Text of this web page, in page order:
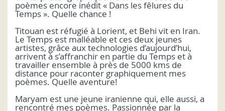
poèmes encore inédit « Dans les fêlures du
Temps ». Quelle chance !
Titouan est réfugié à Lorient, et Behi vit en Iran.
Le Temps est malléable et ces deux jeunes
artistes, grâce aux technologies d’aujourd’hui,
arrivent à s’affranchir en partie du Temps et à
travailler ensemble à près de 5000 kms de
distance pour raconter graphiquement mes
poèmes. Quelle aventure!
Maryam est une jeune iranienne qui, elle aussi, a
rencontré mes poèmes. Passionnée par la